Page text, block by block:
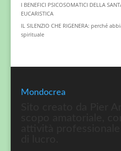
I BENEFICI PSICOSOMATICI DELLA
EUCARISTICA
IL SILENZIO CHE RIGENERA: perché
spirituale
Mondocrea